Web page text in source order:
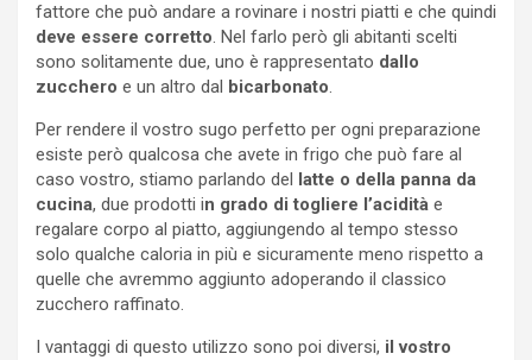
fattore che può andare a rovinare i nostri piatti e che quindi
deve essere corretto. Nel farlo però gli abitanti scelti
sono solitamente due, uno è rappresentato dallo
zucchero e un altro dal bicarbonato.
Per rendere il vostro sugo perfetto per ogni preparazione
esiste però qualcosa che avete in frigo che può fare al
caso vostro, stiamo parlando del
latte o della panna da
cucina, due prodotti in grado di togliere l’acidità e
regalare corpo al piatto, aggiungendo al tempo stesso
solo qualche caloria in più e sicuramente meno rispetto a
quelle che avremmo aggiunto adoperando il classico
zucchero raffinato.
I vantaggi di questo utilizzo sono poi diversi, il vostro